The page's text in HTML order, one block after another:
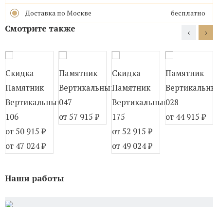
Доставка по Москве
бесплатно
Смотрите также
Скидка
Памятник
Вертикальный
106
от 50 915 ₽
от 47 024₽
Памятник
Вертикальный
047
от 57 915 ₽
Скидка
Памятник
Вертикальный
175
от 52 915 ₽
от 49 024₽
Памятник
028
от 44 915 ₽
‹ ›
Наши работы